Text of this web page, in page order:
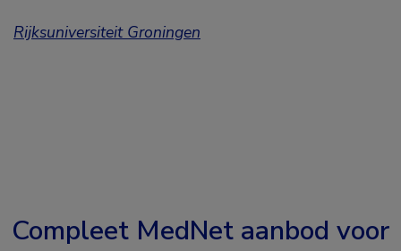
Rijksuniversiteit Groningen
Compleet MedNet aanbod voor